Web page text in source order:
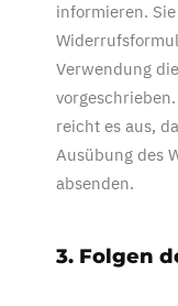
informieren.
Verwendung
reicht es aus,
Ausübung des
absenden.
3. Folgen